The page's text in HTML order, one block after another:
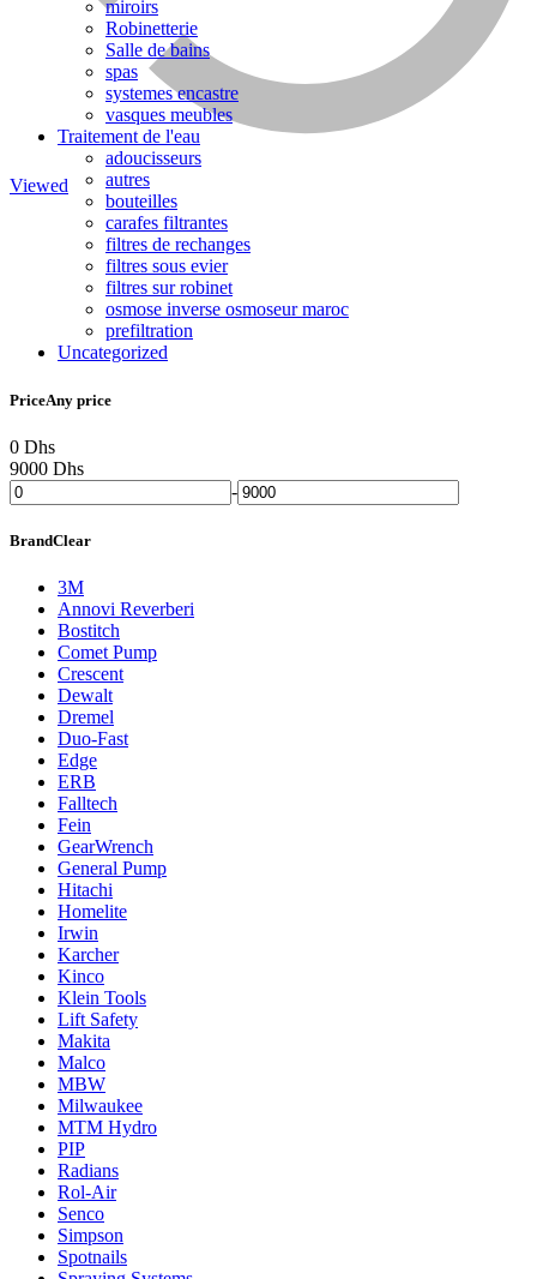
Traitement de l’eau
Caméra de surveillance
Viewed
miroirs
Robinetterie
Salle de bains
spas
systemes encastre
vasques meubles
Traitement de l'eau
adoucisseurs
autres
bouteilles
carafes filtrantes
filtres de rechanges
filtres sous evier
filtres sur robinet
osmose inverse osmoseur maroc
prefiltration
Uncategorized
PriceAny price
0 Dhs
9000 Dhs
-
BrandClear
3M
Annovi Reverberi
Bostitch
Comet Pump
Crescent
Dewalt
Dremel
Duo-Fast
Edge
ERB
Falltech
Fein
GearWrench
General Pump
Hitachi
Homelite
Irwin
Karcher
Kinco
Klein Tools
Lift Safety
Makita
Malco
MBW
Milwaukee
MTM Hydro
PIP
Radians
Rol-Air
Senco
Simpson
Spotnails